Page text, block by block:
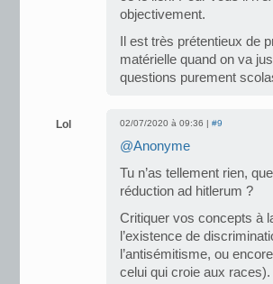
objectivement.
Il est très prétentieux de
matérielle quand on va
questions purement
Lol 02/07/2020 à 09:36 | #9
@Anonyme
Tu n’as tellement rien,
réduction ad hitlerum ?
Critiquer vos concepts à
l’existence de
l’antisémitisme, ou
celui qui croie aux races).